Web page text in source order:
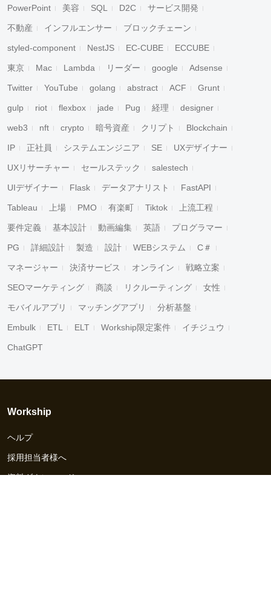
PowerPoint 美容 SQL D2C サービス開発
不動産 インフルエンサー ブロックチェーン
styled-component NestJS EC-CUBE ECCUBE
東京 Mac Lambda リーダー google Adsense
Twitter YouTube golang abstract ACF Grunt
gulp riot flexbox jade Pug 経理 designer
web3 nft crypto 暗号資産 クリプト Blockchain
IP 正社員 システムエンジニア SE UXデザイナー
UXリサーチャー セールステック salestech
UIデザイナー Flask データアナリスト FastAPI
Tableau 上場 PMO 有楽町 Tiktok 上流工程
要件定義 基本設計 動画編集 英語 プログラマー
PG 詳細設計 製造 設計 WEBシステム C＃
マネージャー 決済サービス オンライン 戦略立案
SEOマーケティング 商談 リクルーティング 女性
モバイルアプリ マッチングアプリ 分析基盤
Embulk ETL ELT Workship限定案件 イチジュウ
ChatGPT
Workship
ヘルプ
採用担当者様へ
資料ダウンロード